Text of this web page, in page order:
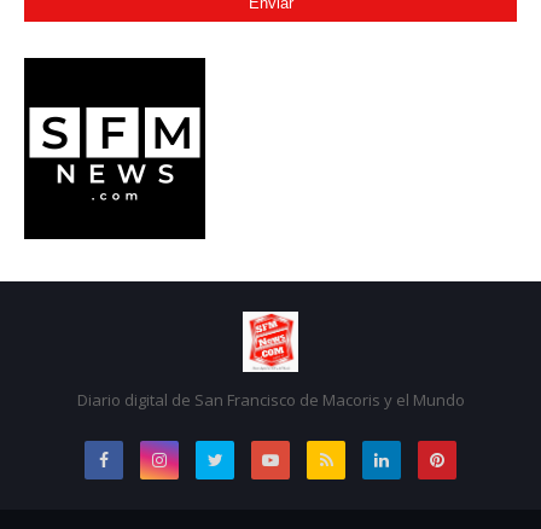
Diario digital de San Francisco de Macoris y el Mundo